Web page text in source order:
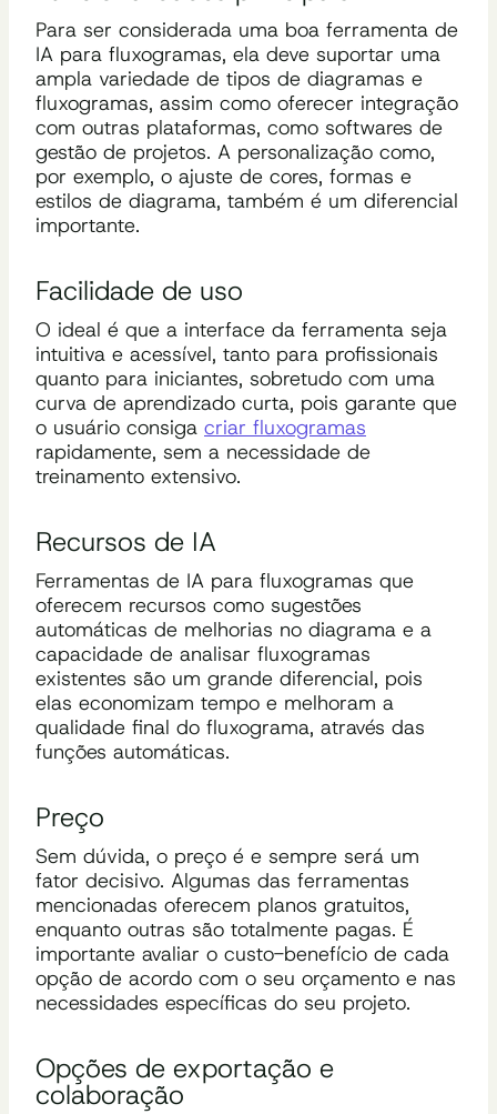
Para ser considerada uma boa ferramenta de
IA para fluxogramas, ela deve suportar uma
ampla variedade de tipos de diagramas e
fluxogramas, assim como oferecer integração
com outras plataformas, como softwares de
gestão de projetos. A personalização como,
por exemplo, o ajuste de cores, formas e
estilos de diagrama, também é um diferencial
importante.
Facilidade de uso
O ideal é que a interface da ferramenta seja
intuitiva e acessível, tanto para profissionais
quanto para iniciantes, sobretudo com uma
curva de aprendizado curta, pois garante que
o usuário consiga criar fluxogramas
rapidamente, sem a necessidade de
treinamento extensivo.
Recursos de IA
Ferramentas de IA para fluxogramas que
oferecem recursos como sugestões
automáticas de melhorias no diagrama e a
capacidade de analisar fluxogramas
existentes são um grande diferencial, pois
elas economizam tempo e melhoram a
qualidade final do fluxograma, através das
funções automáticas.
Preço
Sem dúvida, o preço é e sempre será um
fator decisivo. Algumas das ferramentas
mencionadas oferecem planos gratuitos,
enquanto outras são totalmente pagas. É
importante avaliar o custo-benefício de cada
opção de acordo com o seu orçamento e nas
necessidades específicas do seu projeto.
Opções de exportação e
colaboração